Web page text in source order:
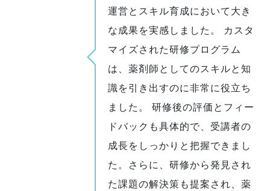
運営とスキル育成において大き
な成果を実感しました。 カスタ
マイズされた研修プログラム
は、薬剤師としてのスキルと知
識を引き出すのに非常に役立ち
ました。 研修後の評価とフィー
ドバックも具体的で、受講者の
成長をしっかりと把握できまし
た。さらに、研修から発見され
た課題の解決策も提案され、薬